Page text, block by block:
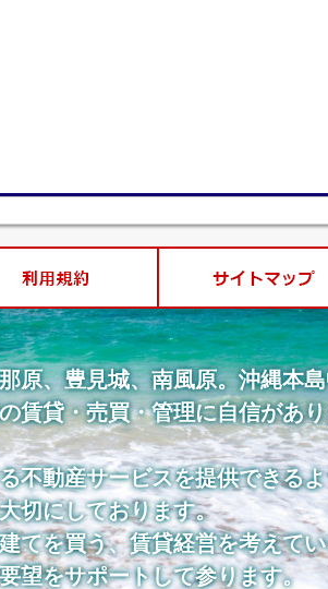
原、豊見城、南風原。沖縄本
賃貸・売買・管理に自信があ
不動産サービスを提供できる
切にしております。
てを買う、賃貸経営を考えて
望をサポートして参ります。